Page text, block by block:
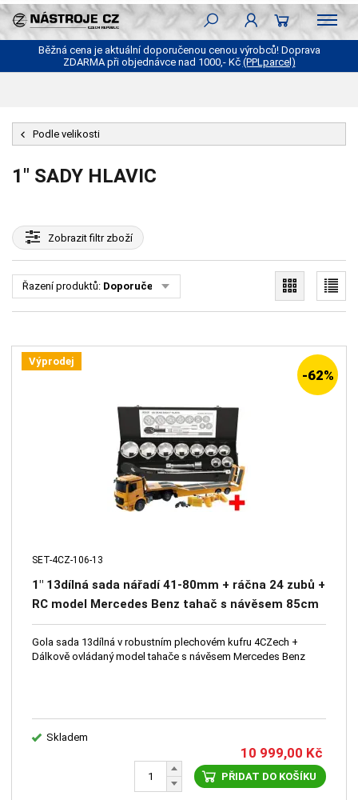
Běžná cena je aktuální doporučenou cenou výrobců! Doprava
ZDARMA při objednávce nad 1000,- Kč (PPLparcel)
Podle velikosti
1" SADY HLAVIC
Zobrazitfiltr zboží
Řazení produktů: Doporučené
Výprodej
-62%
SET-4CZ-106-13
1" 13dílná sada nářadí 41-80mm + ráčna 24 zubů +
RC model Mercedes Benz tahač s návěsem 85cm
2,4Ghz
Gola sada 13dílná v robustním plechovém kufru 4CZech +
Dálkově ovládaný model tahače s návěsem Mercedes Benz
Skladem
10 999,00 Kč
PŘIDAT DO KOŠÍKU